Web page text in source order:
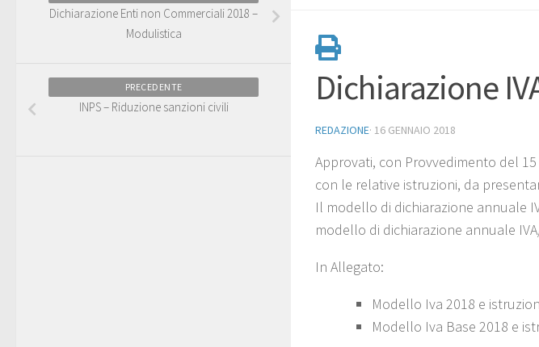
Dichiarazione
REDAZIONE· 16 GENNAIO 2018
Approvati, con Provvedimento del
con le relative istruzioni, da
Il modello di dichiarazione annuale
modello di dichiarazione annuale
In Allegato:
Modello Iva 2018 e
Modello Iva Base 2018 e
Dichiarazione Enti non Commerciali 2018 –
Modulistica
PRECEDENTE
INPS – Riduzione sanzioni civili